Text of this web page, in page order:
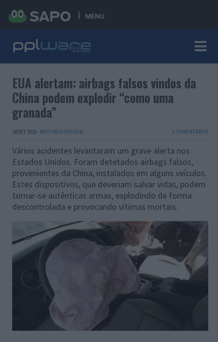
MENU
EUA alertam: airbags falsos vindos da
China podem explodir “como uma
granada”
28 SET 2025 · MOTORES/ENERGIA 6 COMENTÁRIOS
Vários acidentes levantaram um grave alerta nos
Estados Unidos. Foram detetados airbags falsos,
provenientes da China, instalados em alguns veículos.
Estes dispositivos, que deveriam salvar vidas, podem
tornar-se autênticas armas, explodindo de forma
descontrolada e provocando vítimas mortais.